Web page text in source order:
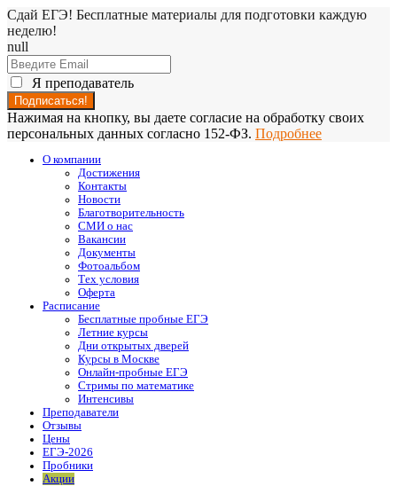
Сдай ЕГЭ! Бесплатные материалы для подготовки каждую
неделю!
null
Я преподаватель
Нажимая на кнопку, вы даете согласие на обработку своих
персональных данных согласно 152-ФЗ. Подробнее
О компании
Достижения
Контакты
Новости
Благотворительность
СМИ о нас
Вакансии
Документы
Фотоальбом
Тех условия
Оферта
Расписание
Бесплатные пробные ЕГЭ
Летние курсы
Дни открытых дверей
Курсы в Москве
Онлайн-пробные ЕГЭ
Стримы по математике
Интенсивы
Преподаватели
Отзывы
Цены
ЕГЭ-2026
Пробники
Акции